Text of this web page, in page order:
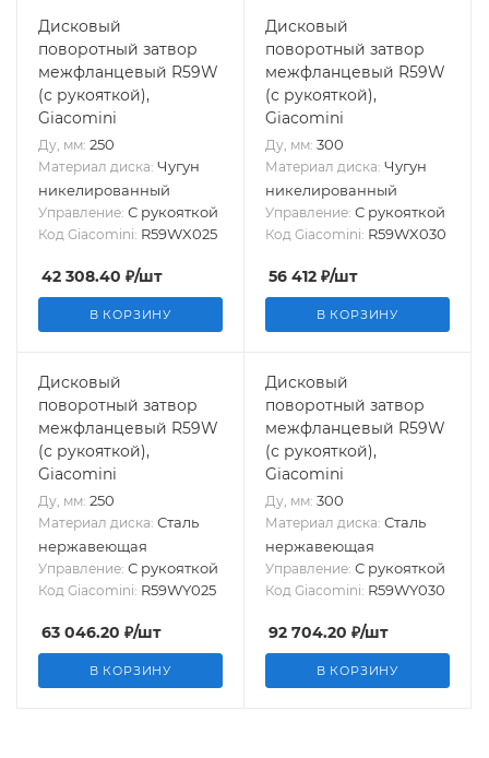
Дисковый
поворотный затвор
межфланцевый R59W
(с рукояткой),
Giacomini
Ду, мм: 250
Материал диска: Чугун
никелированный
Управление: С рукояткой
Код Giacomini: R59WX025
42 308.40 ₽/шт
В КОРЗИНУ
Дисковый
поворотный затвор
межфланцевый R59W
(с рукояткой),
Giacomini
Ду, мм: 300
Материал диска: Чугун
никелированный
Управление: С рукояткой
Код Giacomini: R59WX030
56 412 ₽/шт
В КОРЗИНУ
Дисковый
поворотный затвор
межфланцевый R59W
(с рукояткой),
Giacomini
Ду, мм: 250
Материал диска: Сталь
нержавеющая
Управление: С рукояткой
Код Giacomini: R59WY025
63 046.20 ₽/шт
В КОРЗИНУ
Дисковый
поворотный затвор
межфланцевый R59W
(с рукояткой),
Giacomini
Ду, мм: 300
Материал диска: Сталь
нержавеющая
Управление: С рукояткой
Код Giacomini: R59WY030
92 704.20 ₽/шт
В КОРЗИНУ